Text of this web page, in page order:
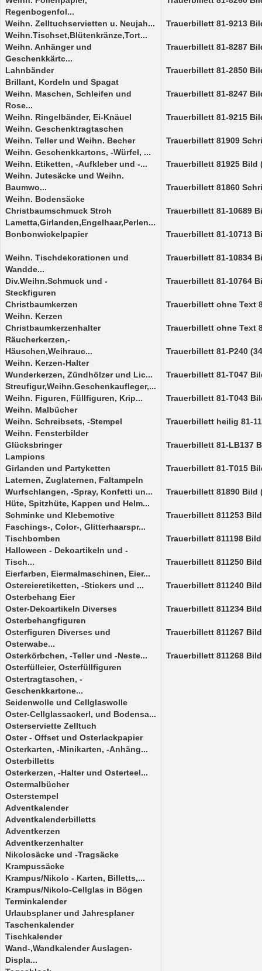
Regenbogenfol...
Weihn. Zelltuchservietten u. Neujah...
Weihn.Tischset,Blütenkränze,Tort...
Weihn. Anhänger und
Geschenkkärtc...
Lahnbänder
Brillant, Kordeln und Spagat
Weihn. Maschen, Schleifen und
Rose...
Weihn. Ringelbänder, Ei-Knäuel
Weihn. Geschenktragtaschen
Weihn. Teller und Weihn. Becher
Weihn. Geschenkkartons, -Würfel, ...
Weihn. Etiketten, -Aufkleber und -...
Weihn. Jutesäcke und Weihn.
Baumwo...
Weihn. Bodensäcke
Christbaumschmuck Stroh
Lametta,Girlanden,Engelhaar,Perlen...
Bonbonwickelpapier
Weihn. Tischdekorationen und
Wandde...
Div.Weihn.Schmuck und -
Steckfiguren
Christbaumkerzen
Weihn. Kerzen
Christbaumkerzenhalter
Räucherkerzen,-
Häuschen,Weihrauc...
Weihn. Kerzen-Halter
Wunderkerzen, Zündhölzer und Lic...
Streufigur,Weihn.Geschenkaufleger,...
Weihn. Figuren, Füllfiguren, Krip...
Weihn. Malbücher
Weihn. Schreibsets, -Stempel
Weihn. Fensterbilder
Glücksbringer
Lampions
Girlanden und Partyketten
Laternen, Zuglaternen, Faltampeln
Wurfschlangen, -Spray, Konfetti un...
Hüte, Spitzhüte, Kappen und Helm...
Schminke und Klebemotive
Faschings-, Color-, Glitterhaarspr...
Tischbomben
Halloween - Dekoartikeln und -
Tisch...
Eierfarben, Eiermalmaschinen, Eier...
Ostereieretiketten, -Stickers und ...
Osterbehang Eier
Oster-Dekoartikeln Diverses
Osterbehangfiguren
Osterfiguren Diverses und
Osterwabe...
Osterkörbchen, -Teller und -Neste...
Osterfülleier, Osterfüllfiguren
Ostertragtaschen, -
Geschenkkartone...
Seidenwolle und Cellglaswolle
Oster-Cellglassackerl, und Bodensa...
Osterserviette Zelltuch
Oster - Offset und Osterlackpapier
Osterkarten, -Minikarten, -Anhäng...
Osterbilletts
Osterkerzen, -Halter und Osterteel...
Ostermalbücher
Osterstempel
Adventkalender
Adventkalenderbilletts
Adventkerzen
Adventkerzenhalter
Nikolosäcke und -Tragsäcke
Krampussäcke
Krampus/Nikolo - Karten, Billetts,...
Krampus/Nikolo-Cellglas in Bögen
Terminkalender
Urlaubsplaner und Jahresplaner
Taschenkalender
Tischkalender
Wand-,Wandkalender Auslagen-
Displa...
Trauerbillett 81-9213
Trauerbillett 81-8287
Trauerbillett 81-2850
Trauerbillett 81-8247
Trauerbillett 81-9215
Trauerbillett 81909
Trauerbillett 81925 Bild
Trauerbillett 81860
Trauerbillett 81-10689
Trauerbillett 81-10713
Trauerbillett 81-10834
Trauerbillett 81-10764
Trauerbillett ohne Text
Trauerbillett ohne Text
Trauerbillett 81-P240
Trauerbillett 81-T047
Trauerbillett 81-T043
Trauerbillett heilig 81-
Trauerbillett 81-LB137
Trauerbillett 81-T015
Trauerbillett 81890 Bild
Trauerbillett 811253
Trauerbillett 811198
Trauerbillett 811250
Trauerbillett 811240
Trauerbillett 811234
Trauerbillett 811267
Trauerbillett 811268